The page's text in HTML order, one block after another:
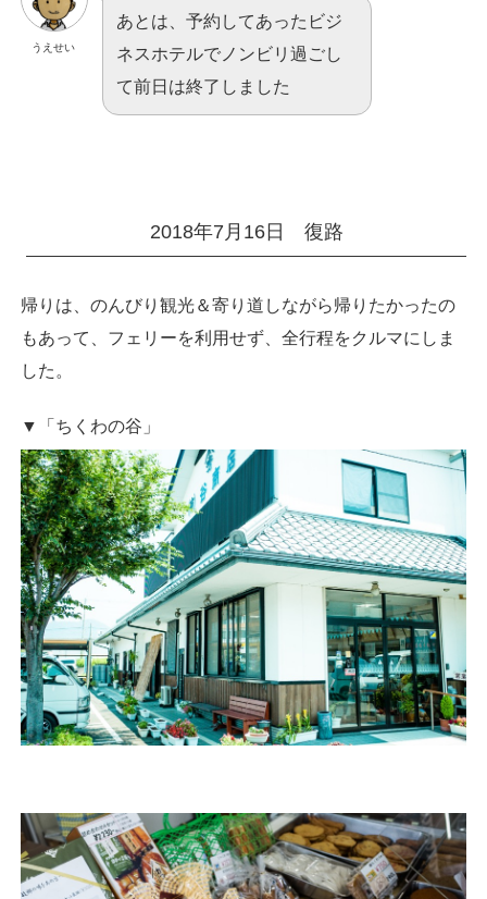
うえせい
あとは、予約してあったビジ
ネスホテルでノンビリ過ごし
て前日は終了しました
2018年7月16日 復路
帰りは、のんびり観光＆寄り道しながら帰りたかったの
もあって、フェリーを利用せず、全行程をクルマにしま
した。
▼「ちくわの谷」